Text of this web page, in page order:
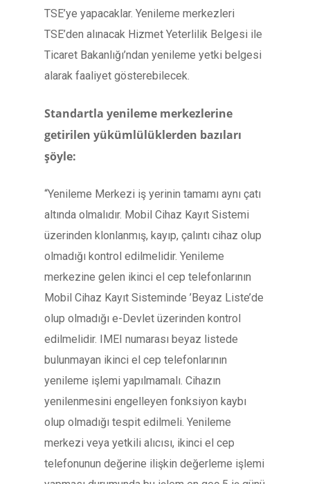
TSE’ye yapacaklar. Yenileme merkezleri
TSE’den alınacak Hizmet Yeterlilik Belgesi ile
Ticaret Bakanlığı’ndan yenileme yetki belgesi
alarak faaliyet gösterebilecek.
Standartla yenileme merkezlerine
getirilen yükümlülüklerden bazıları
şöyle:
“Yenileme Merkezi iş yerinin tamamı aynı çatı
altında olmalıdır. Mobil Cihaz Kayıt Sistemi
üzerinden klonlanmış, kayıp, çalıntı cihaz olup
olmadığı kontrol edilmelidir. Yenileme
merkezine gelen ikinci el cep telefonlarının
Mobil Cihaz Kayıt Sisteminde ’Beyaz Liste’de
olup olmadığı e-Devlet üzerinden kontrol
edilmelidir. IMEI numarası beyaz listede
bulunmayan ikinci el cep telefonlarının
yenileme işlemi yapılmamalı. Cihazın
yenilenmesini engelleyen fonksiyon kaybı
olup olmadığı tespit edilmeli. Yenileme
merkezi veya yetkili alıcısı, ikinci el cep
telefonunun değerine ilişkin değerleme işlemi